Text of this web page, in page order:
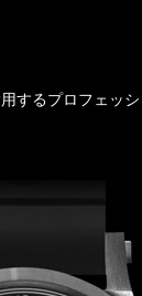
するプロフェッ